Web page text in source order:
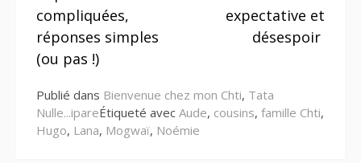
la
suite
compliquées,
réponses simples
(ou pas !)
expectative et
désespoir
Publié dans Bienvenue chez mon Chti, Tata
Nulle...ipareÉtiqueté avec Aude, cousins, famille Chti,
Hugo, Lana, Mogwaï, Noémie